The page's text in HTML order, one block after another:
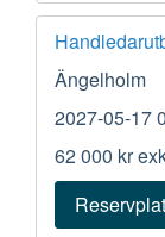
Ängelholm
2027-05-17
62 000 kr